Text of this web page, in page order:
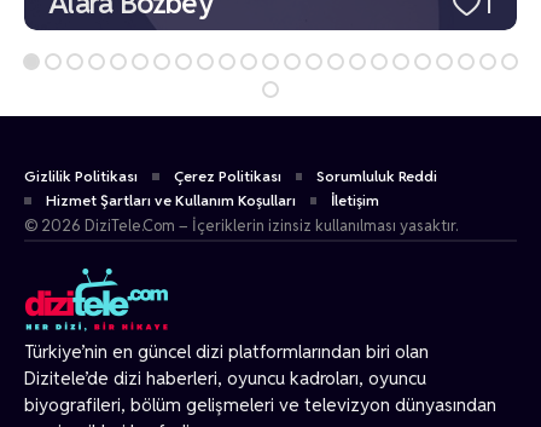
Türkiye’nin en güncel dizi platformlarından biri olan
Dizitele’de dizi haberleri, oyuncu kadroları, oyuncu
biyografileri, bölüm gelişmeleri ve televizyon dünyasından
Gizlilik Politikası Çerez Politikası
Sorumluluk Reddi
Hizmet Şartları ve Kullanım Koşulları
İletişim
© 2026 DiziTele.Com – İçeriklerin izinsiz kullanılması yasaktır.